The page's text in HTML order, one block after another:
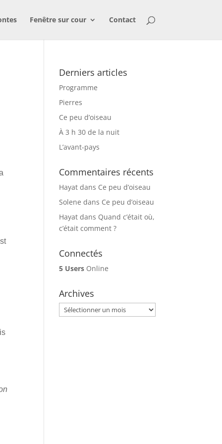
Fenêtre sur cour Contact
Derniers articles
Programme
Pierres
Ce peu d’oiseau
À 3 h 30 de la nuit
L’avant-pays
Commentaires récents
Hayat dans Ce peu d’oiseau
Solene dans Ce peu d’oiseau
Hayat dans Quand c’était où,
c’était comment ?
Connectés
5 Users Online
Archives
Archives